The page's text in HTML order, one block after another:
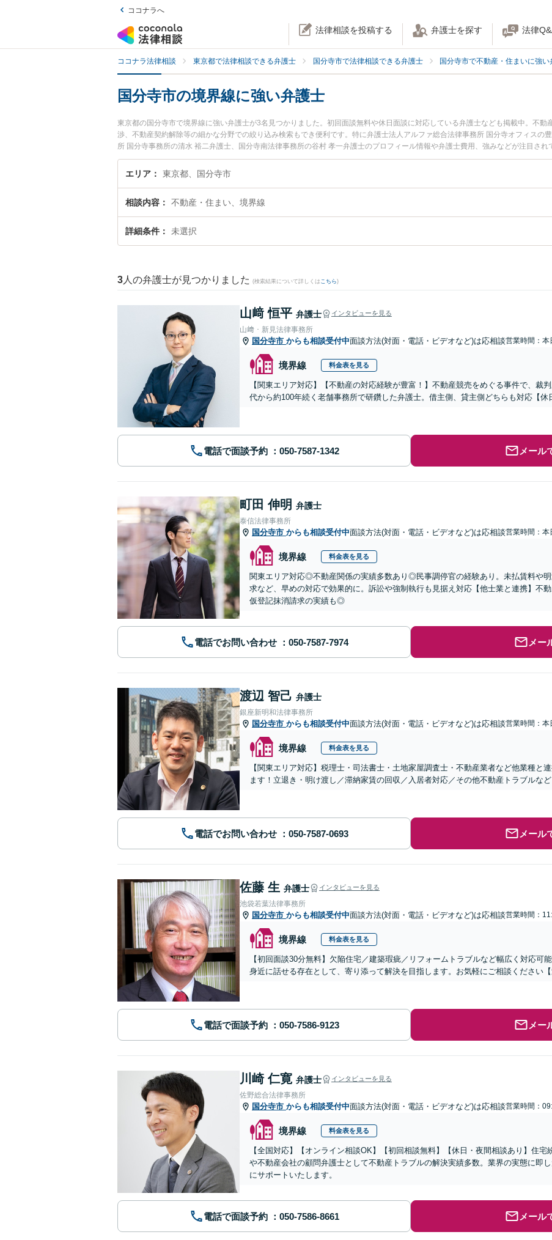
ココナラへ
法律相談を投稿する 弁護士を探す 法律
ココナラ法律相談 東京都で法律相談できる弁護士 国分寺市で法律相談できる弁護士 国分寺市で不動産・住まいに強い
国分寺市の境界線に強い弁護士
東京都の国分寺市で境界線に強い弁護士が3名見つかりました。初回面談無料や休日面談に対応している弁護士なども掲載中。不動
渉、不動産契約解除等の細かな分野での絞り込み検索もでき便利です。特に弁護士法人アルファ総合法律事務所 国分寺オフィスの
所 国分寺事務所の清水 裕二弁護士、国分寺南法律事務所の谷村 孝一弁護士のプロフィール情報や弁護士費用、強みなどが注目さ
境界線のトラブルを今すぐに弁護士に相談したい』『境界線のトラブル解決の実績豊富な近くの弁護士を検索したい』『初回相談
士に相談予約したい』などでお困りの相談者さんにおすすめです。
エリア 東京都、国分寺市
相談内容 不動産・住まい、境界線
詳細条件 未選択
3 人の弁護士が見つかりました (検索結果について詳しくは こちら)
山﨑 恒平 弁護士 インタビューを見る
山﨑・新見法律事務所
国分寺市 からも相談受付中面談方法(対面・電話・ビデオなど)は応相談営業時間：本
境界線 料金表を見る
【関東エリア対応】【不動産の対応経験が豊富！】不動産競売をめぐる事件で、裁
代から約100年続く老舗事務所で研鑽した弁護士。借主側、貸主側どちらも対応【休
電話で面談予約 メール
町田 伸明 弁護士
泰信法律事務所
国分寺市 からも相談受付中面談方法(対面・電話・ビデオなど)は応相談営業時間：本
境界線 料金表を見る
関東エリア対応◎不動産関係の実績多数あり◎民事調停官の経験あり。未払賃料や
求など、早めの対応で効果的に。訴訟や強制執行も見据え対応【他士業と連携】不
仮登記抹消請求の実績も◎
電話でお問い合わせ メー
渡辺 智己 弁護士
銀座新明和法律事務所
国分寺市 からも相談受付中面談方法(対面・電話・ビデオなど)は応相談営業時間：本
境界線 料金表を見る
【関東エリア対応】税理士・司法書士・土地家屋調査士・不動産業者など他業種と
ます！立退き・明け渡し／滞納家賃の回収／入居者対応／その他不動産トラブルなど
電話でお問い合わせ メール
佐藤 生 弁護士 インタビューを見る
池袋若葉法律事務所
国分寺市 からも相談受付中面談方法(対面・電話・ビデオなど)は応相談営業時間：
境界線 料金表を見る
【初回面談30分無料】欠陥住宅／建築瑕疵／リフォームトラブルなど幅広く対応可
身近に話せる存在として、寄り添って解決を目指します。お気軽にご相談ください【
電話で面談予約 メー
川崎 仁寛 弁護士 インタビューを見る
佐野総合法律事務所
国分寺市 からも相談受付中面談方法(対面・電話・ビデオなど)は応相談営業時間：
境界線 料金表を見る
【全国対応】【オンライン相談OK】【初回相談無料】【休日・夜間相談あり】住宅
や不動産会社の顧問弁護士として不動産トラブルの解決実績多数。業界の実態に即
にサポートいたします。
電話で面談予約 メール